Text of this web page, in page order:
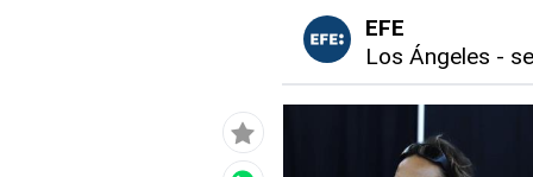
EFE
Los Ángeles -